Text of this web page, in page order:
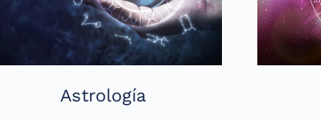
Astrología